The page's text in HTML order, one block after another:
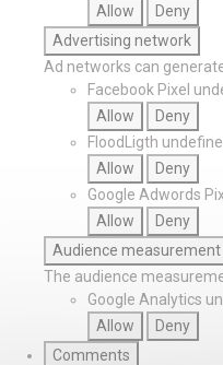
Allow
Deny
Advertising network
Ad networks can
Facebook Pixel
Allow
Deny
FloodLigth
Allow
Deny
Google Adwords
Allow
Deny
Audience measurement
The audience
Google Analytics
Allow
Deny
Comments